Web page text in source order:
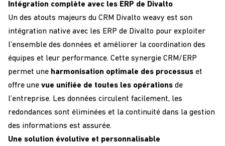
Intégration complète avec les ERP de Divalto
Un des atouts majeurs du CRM Divalto weavy est son
intégration native avec les ERP de Divalto pour exploiter
l’ensemble des données et améliorer la coordination des
équipes et leur performance. Cette synergie CRM/ERP
permet une harmonisation optimale des processus et
offre une vue unifiée de toutes les opérations de
l’entreprise. Les données circulent facilement, les
redondances sont éliminées et la continuité dans la gestion
des informations est assurée.
Une solution évolutive et personnalisable